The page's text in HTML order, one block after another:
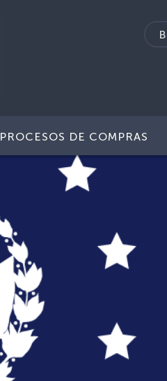
PROCESOS DE COMPRAS